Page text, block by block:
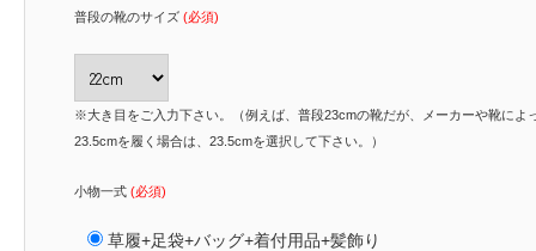
普段の靴のサイズ (必須)
※大き目をご入力下さい。（例えば、普段23cmの靴だが、メーカーや靴によ
23.5cmを履く場合は、23.5cmを選択して下さい。）
小物一式 (必須)
草履+足袋+バッグ+着付用品+髪飾り